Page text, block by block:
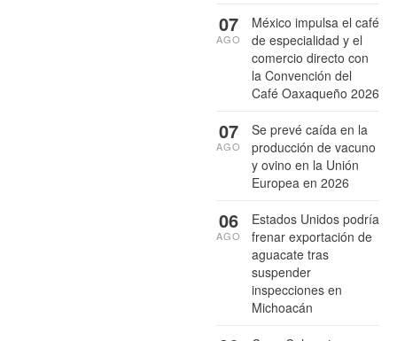
México impulsa el café
de especialidad y el
comercio directo con
la Convención del
Café Oaxaqueño 2026
07
AGO
Se prevé caída en la
producción de vacuno
y ovino en la Unión
Europea en 2026
07
AGO
Estados Unidos podría
frenar exportación de
aguacate tras
suspender
inspecciones en
Michoacán
06
AGO